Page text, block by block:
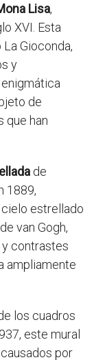
Lisa,
XVI. Esta
Gioconda,
y
de
que han
de
1889,
estrellado
van Gogh,
contrastes
ampliamente
los cuadros
este mural
por